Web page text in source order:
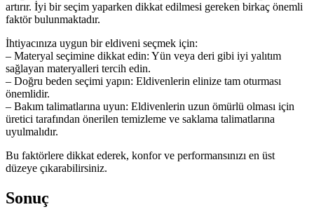
artırır. İyi bir seçim yaparken dikkat edilmesi gereken birkaç önemli
faktör bulunmaktadır.
İhtiyacınıza uygun bir eldiveni seçmek için:
– Materyal seçimine dikkat edin: Yün veya deri gibi iyi yalıtım
sağlayan materyalleri tercih edin.
– Doğru beden seçimi yapın: Eldivenlerin elinize tam oturması
önemlidir.
– Bakım talimatlarına uyun: Eldivenlerin uzun ömürlü olması için
üretici tarafından önerilen temizleme ve saklama talimatlarına
uyulmalıdır.
Bu faktörlere dikkat ederek, konfor ve performansınızı en üst
düzeye çıkarabilirsiniz.
Sonuç